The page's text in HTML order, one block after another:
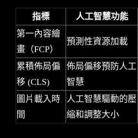
指標 人工智慧功能
第一內容繪
畫（FCP）
預測性資源加載
累積佈局偏
移 (CLS)
佈局偏移預防人工
智慧
圖片載入時
間
人工智慧驅動的壓
縮和調整大小